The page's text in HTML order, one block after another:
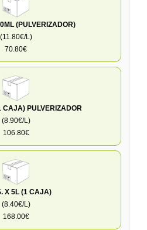
(PULVERIZADOR)
(11.80€/L)
70.80€
CAJA) PULVERIZADOR
(8.90€/L)
106.80€
X 5L (1 CAJA)
(8.40€/L)
168.00€